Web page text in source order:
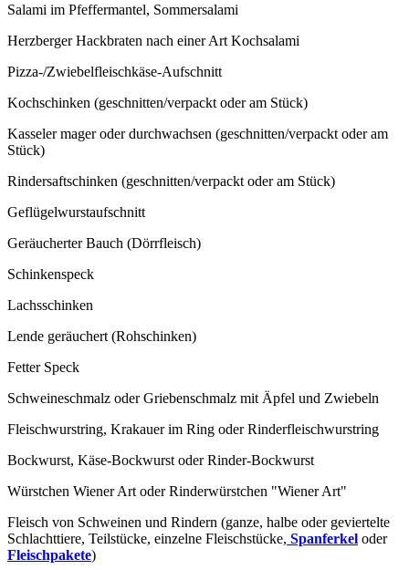
Salami im Pfeffermantel, Sommersalami
Herzberger Hackbraten nach einer Art Kochsalami
Pizza-/Zwiebelfleischkäse-Aufschnitt
Kochschinken (geschnitten/verpackt oder am Stück)
Kasseler mager oder durchwachsen (geschnitten/verpackt oder am
Stück)
Rindersaftschinken (geschnitten/verpackt oder am Stück)
Geflügelwurstaufschnitt
Geräucherter Bauch (Dörrfleisch)
Schinkenspeck
Lachsschinken
Lende geräuchert (Rohschinken)
Fetter Speck
Schweineschmalz oder Griebenschmalz mit Äpfel und Zwiebeln
Fleischwurstring, Krakauer im Ring oder Rinderfleischwurstring
Bockwurst, Käse-Bockwurst oder Rinder-Bockwurst
Würstchen Wiener Art oder Rinderwürstchen "Wiener Art"
Fleisch von Schweinen und Rindern (ganze, halbe oder geviertelte
Schlachttiere, Teilstücke, einzelne Fleischstücke, Spanferkel oder
Fleischpakete)